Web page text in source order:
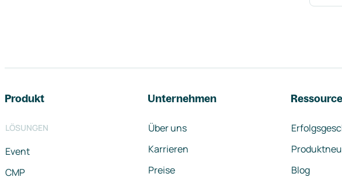
Produkt
LÖSUNGEN
Event
CMP
Unternehmen
Über uns
Karrieren
Preise
Blog